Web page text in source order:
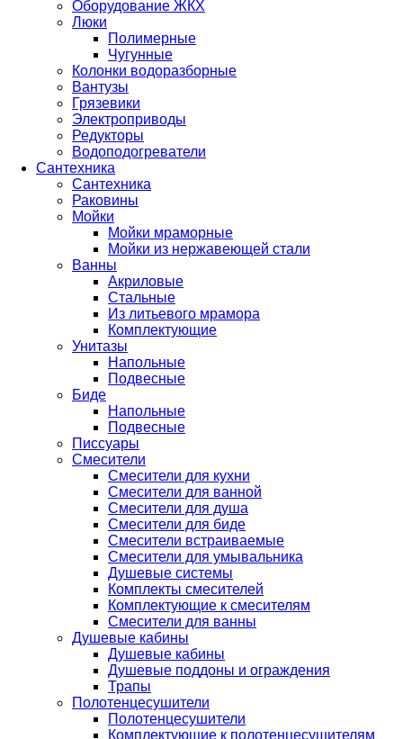
Оборудование ЖКХ
Люки
Полимерные
Чугунные
Колонки водоразборные
Вантузы
Грязевики
Электроприводы
Редукторы
Водоподогреватели
Сантехника
Сантехника
Раковины
Мойки
Мойки мраморные
Мойки из нержавеющей стали
Ванны
Акриловые
Стальные
Из литьевого мрамора
Комплектующие
Унитазы
Напольные
Подвесные
Биде
Напольные
Подвесные
Писсуары
Смесители
Смесители для кухни
Смесители для ванной
Смесители для душа
Смесители для биде
Смесители встраиваемые
Смесители для умывальника
Душевые системы
Комплекты смесителей
Комплектующие к смесителям
Смесители для ванны
Душевые кабины
Душевые кабины
Душевые поддоны и ограждения
Трапы
Полотенцесушители
Полотенцесушители
Комплектующие к полотенцесушителям